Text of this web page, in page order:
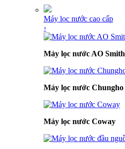
Máy lọc nước cao cấp
›
Máy lọc nước AO Smith
Máy lọc nước Chungho
Máy lọc nước Coway